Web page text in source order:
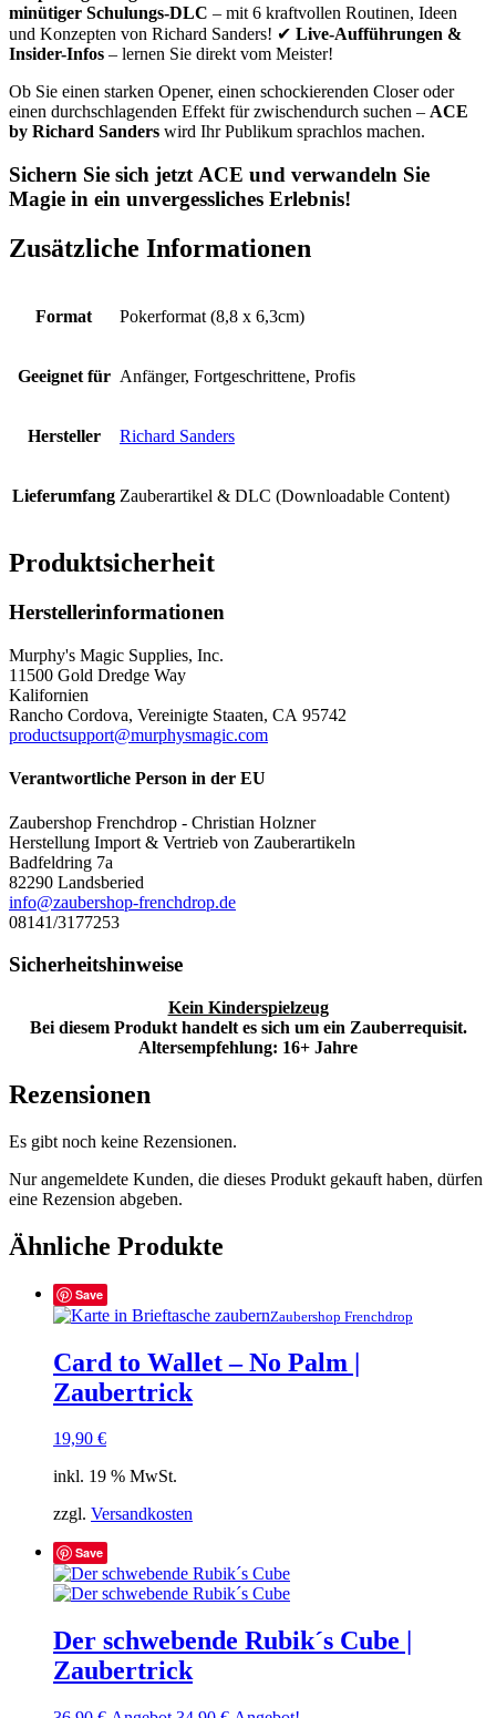
minütiger Schulungs-DLC – mit 6 kraftvollen Routinen, Ideen
und Konzepten von Richard Sanders! ✔ Live-Aufführungen &
Insider-Infos – lernen Sie direkt vom Meister!
Ob Sie einen starken Opener, einen schockierenden Closer oder
einen durchschlagenden Effekt für zwischendurch suchen – ACE
by Richard Sanders wird Ihr Publikum sprachlos machen.
Sichern Sie sich jetzt ACE und verwandeln Sie
Magie in ein unvergessliches Erlebnis!
Zusätzliche Informationen
Format Pokerformat (8,8 x 6,3cm)
Geeignet für Anfänger, Fortgeschrittene, Profis
Hersteller Richard Sanders
Lieferumfang Zauberartikel & DLC (Downloadable Content)
Produktsicherheit
Herstellerinformationen
Murphy's Magic Supplies, Inc.
11500 Gold Dredge Way
Kalifornien
Rancho Cordova, Vereinigte Staaten, CA 95742
productsupport@murphysmagic.com
Verantwortliche Person in der EU
Zaubershop Frenchdrop - Christian Holzner
Herstellung Import & Vertrieb von Zauberartikeln
Badfeldring 7a
82290 Landsberied
info@zaubershop-frenchdrop.de
08141/3177253
Sicherheitshinweise
Kein Kinderspielzeug
Bei diesem Produkt handelt es sich um ein Zauberrequisit.
Altersempfehlung: 16+ Jahre
Rezensionen
Es gibt noch keine Rezensionen.
Nur angemeldete Kunden, die dieses Produkt gekauft haben, dürfen
eine Rezension abgeben.
Ähnliche Produkte
Save
Zaubershop Frenchdrop
Card to Wallet – No Palm |
Zaubertrick
19,90 €
inkl. 19 % MwSt.
zzgl. Versandkosten
Save
Der schwebende Rubik´s Cube |
Zaubertrick